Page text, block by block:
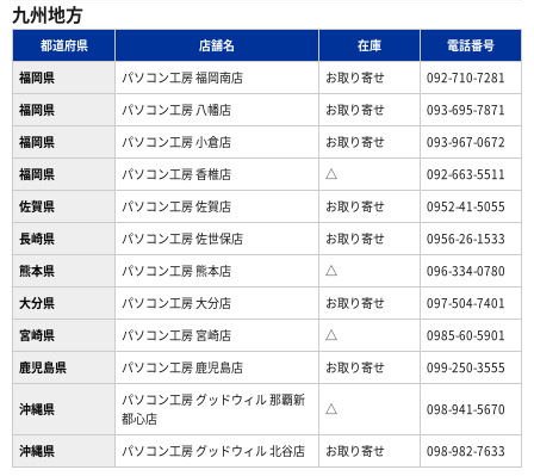
九州地方
都道府県 店舗名 在庫
電話番号
福岡県
パソコン工房 福岡南店 お取り寄せ
092-710-7281
福岡県
パソコン工房 八幡店 お取り寄せ
093-695-7871
福岡県
パソコン工房 小倉店 お取り寄せ
093-967-0672
福岡県
パソコン工房 香椎店 △
092-663-5511
佐賀県
パソコン工房 佐賀店 お取り寄せ
0952-41-5055
長崎県
パソコン工房 佐世保店 お取り寄せ
0956-26-1533
熊本県
パソコン工房 熊本店 △
096-334-0780
大分県
パソコン工房 大分店 お取り寄せ
097-504-7401
宮崎県
パソコン工房 宮崎店 △
0985-60-5901
鹿児島県
パソコン工房 鹿児島店 お取り寄せ 099-250-3555
沖縄県
パソコン工房 グッドウィル 那覇新
都心店
△ 098-941-5670
沖縄県 パソコン工房 グッドウィル 北谷店 お取り寄せ 098-982-7633